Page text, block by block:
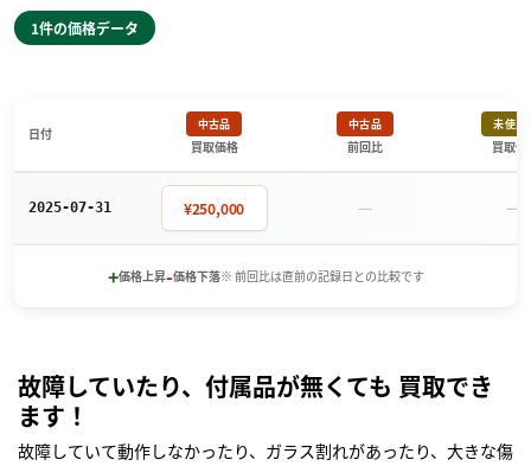
1件の価格データ
日付
中古品
買取価格
中古品
前回比
未使用
買取価
2025-07-31 ¥250,000 － －
+価格上昇-価格下落※ 前回比は直前の記録日との比較です
故障していたり、付属品が無くても 買取でき
ます！
故障していて動作しなかったり、ガラス割れがあったり、大きな傷